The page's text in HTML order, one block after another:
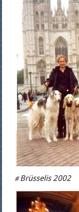
#Brüsselis 2002